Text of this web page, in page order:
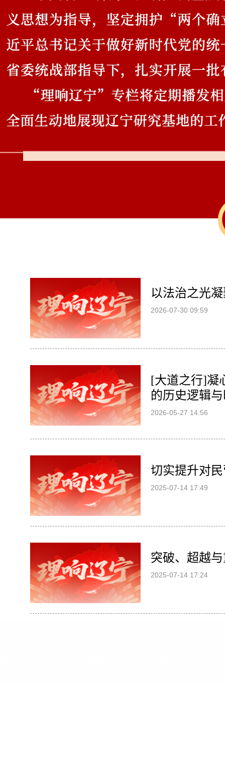
以法治之光
2026-07-30 09:59
[大道之行]凝
的历史逻辑
2026-05-27 14:56
切实提升对
2025-07-14 17:49
突破、超越
2025-07-14 17:24